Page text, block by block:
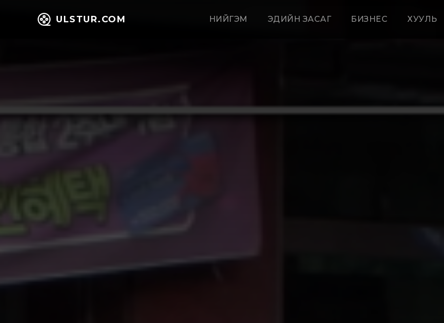
ULSTUR.COM НИЙГЭМ ЭДИЙН ЗАСАГ БИЗНЕС ХУУЛЬ